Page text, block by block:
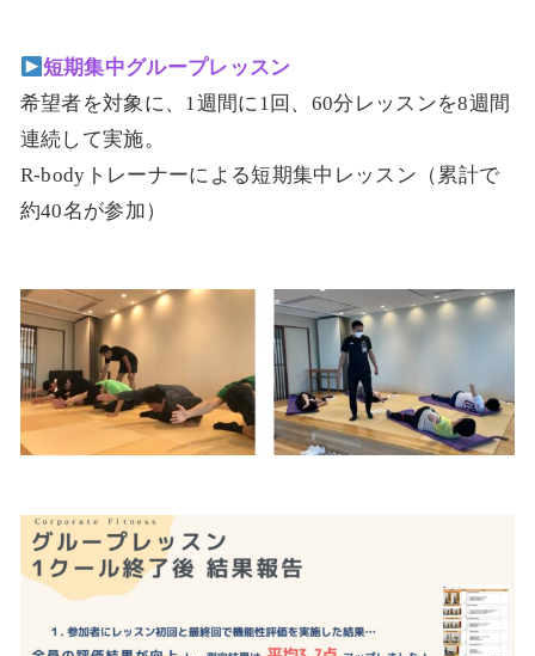
短期集中グループレッスン
希望者を対象に、1週間に1回、60分レッスンを8週間
連続して実施。
R-bodyトレーナーによる短期集中レッスン（累計で
約40名が参加）